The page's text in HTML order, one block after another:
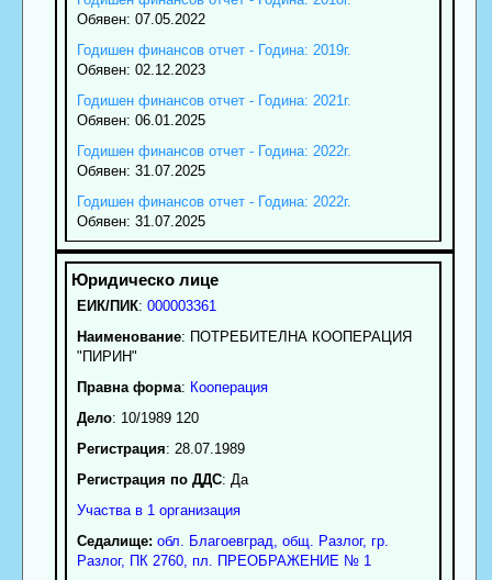
Обявен: 07.05.2022
Годишен финансов отчет - Година: 2019г.
Обявен: 02.12.2023
Годишен финансов отчет - Година: 2021г.
Обявен: 06.01.2025
Годишен финансов отчет - Година: 2022г.
Обявен: 31.07.2025
Годишен финансов отчет - Година: 2022г.
Обявен: 31.07.2025
ЕИК/ПИК: 000003361
Наименование: ПОТРЕБИТЕЛНА КООПЕРАЦИЯ
"ПИРИН"
Правна форма: Кооперация
Дело: 10/1989 120
Регистрация: 28.07.1989
Регистрация по ДДС: Да
Участва в 1 организация
Седалище: обл. Благоевград общ. Разлог, гр.
Разлог, ПК 2760, пл. ПРЕОБРАЖЕНИЕ № 1